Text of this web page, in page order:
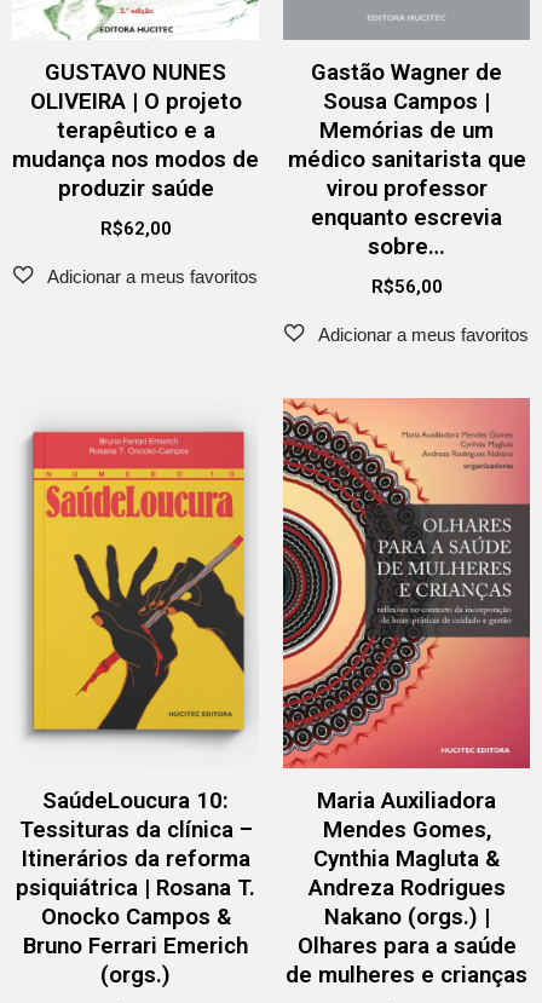
GUSTAVO NUNES
OLIVEIRA | O projeto
terapêutico e a
mudança nos modos de
produzir saúde
R$62,00
Gastão Wagner de
Sousa Campos |
Memórias de um
médico sanitarista que
virou professor
enquanto escrevia
sobre…
R$56,00
SaúdeLoucura 10:
Tessituras da clínica –
Itinerários da reforma
psiquiátrica | Rosana T.
Onocko Campos &
Bruno Ferrari Emerich
(orgs.)
Maria Auxiliadora
Mendes Gomes,
Cynthia Magluta &
Andreza Rodrigues
Nakano (orgs.) |
Olhares para a saúde
de mulheres e crianças